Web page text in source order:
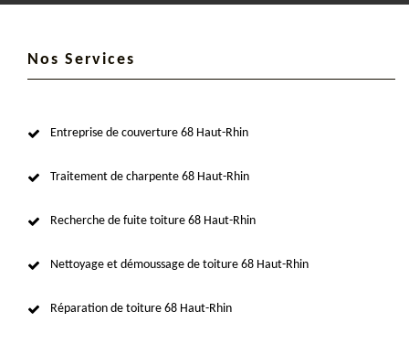
Nos Services
Entreprise de couverture 68 Haut-Rhin
Traitement de charpente 68 Haut-Rhin
Recherche de fuite toiture 68 Haut-Rhin
Nettoyage et démoussage de toiture 68 Haut-Rhin
Réparation de toiture 68 Haut-Rhin